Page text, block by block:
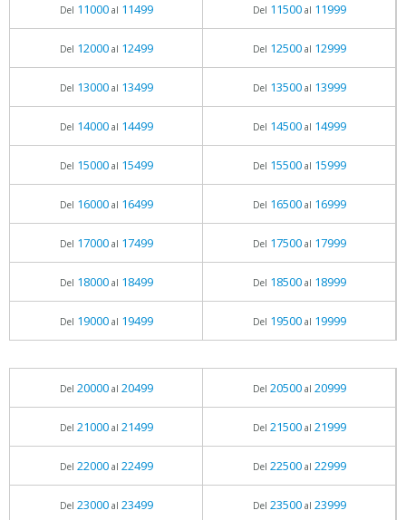
Del 11000al 11499 Del 11500al 11999
Del 12000al 12499 Del 12500al 12999
Del 13000al 13499 Del 13500al 13999
Del 14000al 14499 Del 14500al 14999
Del 15000al 15499 Del 15500al 15999
Del 16000al 16499 Del 16500al 16999
Del 17000al 17499 Del 17500al 17999
Del 18000al 18499 Del 18500al 18999
Del 19000al 19499 Del 19500al 19999
Del 20000al 20499 Del 20500al 20999
Del 21000al 21499 Del 21500al 21999
Del 22000al 22499 Del 22500al 22999
Del 23000al 23499 Del 23500al 23999